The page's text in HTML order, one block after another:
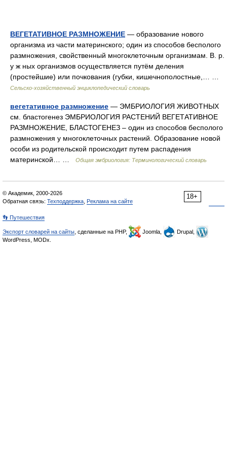
ВЕГЕТАТИВНОЕ РАЗМНОЖЕНИЕ — образование нового
организма из части материнского; один из способов бесполого
размножения, свойственный многоклеточным организмам. В. р.
у ж ных организмов осуществляется путём деления
(простейшие) или почкования (губки, кишечнополостные,… …
Сельско-хозяйственный энциклопедический словарь
вегетативное размножение — ЭМБРИОЛОГИЯ ЖИВОТНЫХ
см. бластогенез ЭМБРИОЛОГИЯ РАСТЕНИЙ ВЕГЕТАТИВНОЕ
РАЗМНОЖЕНИЕ, БЛАСТОГЕНЕЗ – один из способов бесполого
размножения у многоклеточных растений. Образование новой
особи из родительской происходит путем распадения
материнской… …
Общая эмбриология: Терминологический словарь
18+
© Академик, 2000-2026
Обратная связь: Техподдержка Реклама на сайте
👣 Путешествия
Экспорт словарей на сайты , сделанные на PHP, Joomla,
Drupal,
WordPress, MODx.